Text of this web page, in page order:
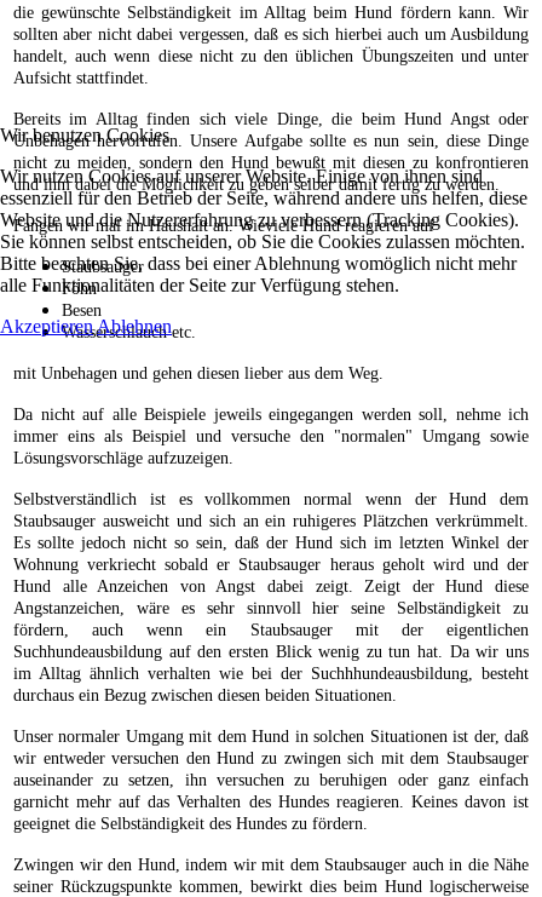
die gewünschte Selbständigkeit im Alltag beim Hund fördern kann. Wir
sollten aber nicht dabei vergessen, daß es sich hierbei auch um Ausbildung
handelt, auch wenn diese nicht zu den üblichen Übungszeiten und unter
Aufsicht stattfindet.
Bereits im Alltag finden sich viele Dinge, die beim Hund Angst oder
Unbehagen hervorrufen. Unsere Aufgabe sollte es nun sein, diese Dinge
nicht zu meiden, sondern den Hund bewußt mit diesen zu konfrontieren
und ihm dabei die Möglichkeit zu geben selber damit fertig zu werden.
Fangen wir mal im Haushalt an. Wieviele Hund reagieren auf
Staubsauger
Föhn
Besen
Wasserschlauch etc.
mit Unbehagen und gehen diesen lieber aus dem Weg.
Da nicht auf alle Beispiele jeweils eingegangen werden soll, nehme ich
immer eins als Beispiel und versuche den "normalen" Umgang sowie
Lösungsvorschläge aufzuzeigen.
Selbstverständlich ist es vollkommen normal wenn der Hund dem
Staubsauger ausweicht und sich an ein ruhigeres Plätzchen verkrümmelt.
Es sollte jedoch nicht so sein, daß der Hund sich im letzten Winkel der
Wohnung verkriecht sobald er Staubsauger heraus geholt wird und der
Hund alle Anzeichen von Angst dabei zeigt. Zeigt der Hund diese
Angstanzeichen, wäre es sehr sinnvoll hier seine Selbständigkeit zu
fördern, auch wenn ein Staubsauger mit der eigentlichen
Suchhundeausbildung auf den ersten Blick wenig zu tun hat. Da wir uns
im Alltag ähnlich verhalten wie bei der Suchhhundeausbildung, besteht
durchaus ein Bezug zwischen diesen beiden Situationen.
Unser normaler Umgang mit dem Hund in solchen Situationen ist der, daß
wir entweder versuchen den Hund zu zwingen sich mit dem Staubsauger
auseinander zu setzen, ihn versuchen zu beruhigen oder ganz einfach
garnicht mehr auf das Verhalten des Hundes reagieren. Keines davon ist
geeignet die Selbständigkeit des Hundes zu fördern.
Zwingen wir den Hund, indem wir mit dem Staubsauger auch in die Nähe
seiner Rückzugspunkte kommen, bewirkt dies beim Hund logischerweise
Wir benutzen Cookies
Wir nutzen Cookies auf unserer Website. Einige von ihnen sind
essenziell für den Betrieb der Seite, während andere uns helfen, diese
Website und die Nutzererfahrung zu verbessern (Tracking Cookies).
Sie können selbst entscheiden, ob Sie die Cookies zulassen möchten.
Bitte beachten Sie, dass bei einer Ablehnung womöglich nicht mehr
alle Funktionalitäten der Seite zur Verfügung stehen.
AkzeptierenAblehnen